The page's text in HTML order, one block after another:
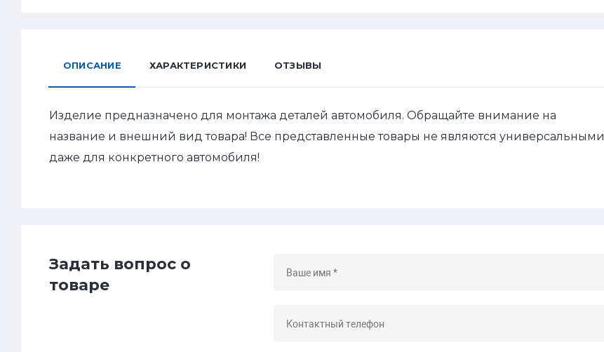
ОПИСАНИЕ ХАРАКТЕРИСТИКИ ОТЗЫВЫ
Изделие предназначено для монтажа деталей автомобиля. Обращайте внимание на
название и внешний вид товара! Все представленные товары не являются универсальными
даже для конкретного автомобиля!
Задать вопрос о
товаре